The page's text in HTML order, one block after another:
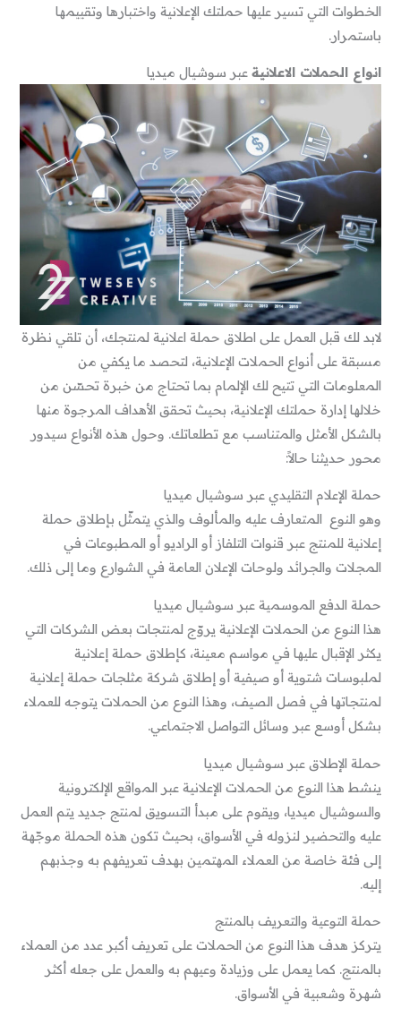
الخطوات التي تسير عليها حملتك الإعلانية واختبارها وتقييمها
باستمرار.
انواع الحملات الاعلانية عبر سوشيال ميديا
لابد لك قبل العمل على اطلاق حملة اعلانية لمنتجك، أن تلقي نظرة
مسبقة على أنواع الحملات الإعلانية، لتحصد ما يكفي من
المعلومات التي تتيح لك الإلمام بما تحتاج من خبرة تحسّن من
خلالها إدارة حملتك الإعلانية، بحيث تحقق الأهداف المرجوة منها
بالشكل الأمثل والمتناسب مع تطلعاتك. وحول هذه الأنواع سيدور
محور حديثنا حالاً:
حملة الإعلام التقليدي عبر سوشيال ميديا
وهو النوع المتعارف عليه والمألوف والذي يتمثّل بإطلاق حملة
إعلانية للمنتج عبر قنوات التلفاز أو الراديو أو المطبوعات في
المجلات والجرائد ولوحات الإعلان العامة في الشوارع وما إلى ذلك.
حملة الدفع الموسمية عبر سوشيال ميديا
هذا النوع من الحملات الإعلانية يروّج لمنتجات بعض الشركات التي
يكثر الإقبال عليها في مواسم معينة، كإطلاق حملة إعلانية
لملبوسات شتوية أو صيفية أو إطلاق شركة مثلجات حملة إعلانية
لمنتجاتها في فصل الصيف، وهذا النوع من الحملات يتوجه للعملاء
بشكل أوسع عبر وسائل التواصل الاجتماعي.
حملة الإطلاق عبر سوشيال ميديا
ينشط هذا النوع من الحملات الإعلانية عبر المواقع الإلكترونية
والسوشيال ميديا، ويقوم على مبدأ التسويق لمنتج جديد يتم العمل
عليه والتحضير لنزوله في الأسواق، بحيث تكون هذه الحملة موجّهة
إلى فئة خاصة من العملاء المهتمين بهدف تعريفهم به وجذبهم
إليه.
حملة التوعية والتعريف بالمنتج
يتركز هدف هذا النوع من الحملات على تعريف أكبر عدد من العملاء
بالمنتج. كما يعمل على وزيادة وعيهم به والعمل على جعله أكثر
شهرة وشعبية في الأسواق.